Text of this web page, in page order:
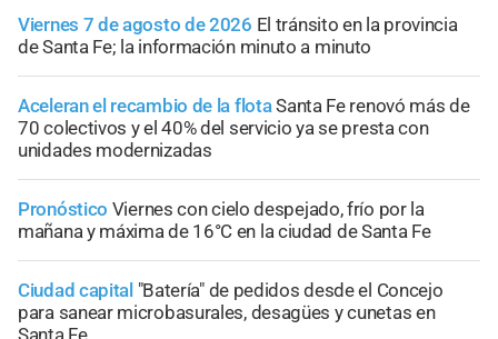
Viernes 7 de agosto de 2026 El tránsito en la provincia
de Santa Fe; la información minuto a minuto
Aceleran el recambio de la flotaSanta Fe renovó más de
70 colectivos y el 40% del servicio ya se presta con
unidades modernizadas
Pronóstico Viernes con cielo despejado, frío por la
mañana y máxima de 16°C en la ciudad de Santa Fe
Ciudad capital "Batería" de pedidos desde el Concejo
para sanear microbasurales, desagües y cunetas en
Santa Fe